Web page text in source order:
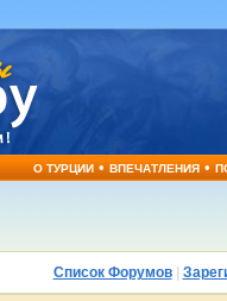
О ТУРЦИИ•ВПЕЧАТЛЕНИЯ•
Список Форумов|